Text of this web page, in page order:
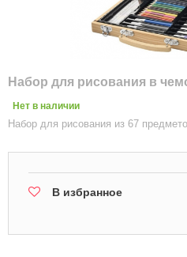
Набор для рисования в
Нет в наличии
Набор для рисования из 67
В избранное